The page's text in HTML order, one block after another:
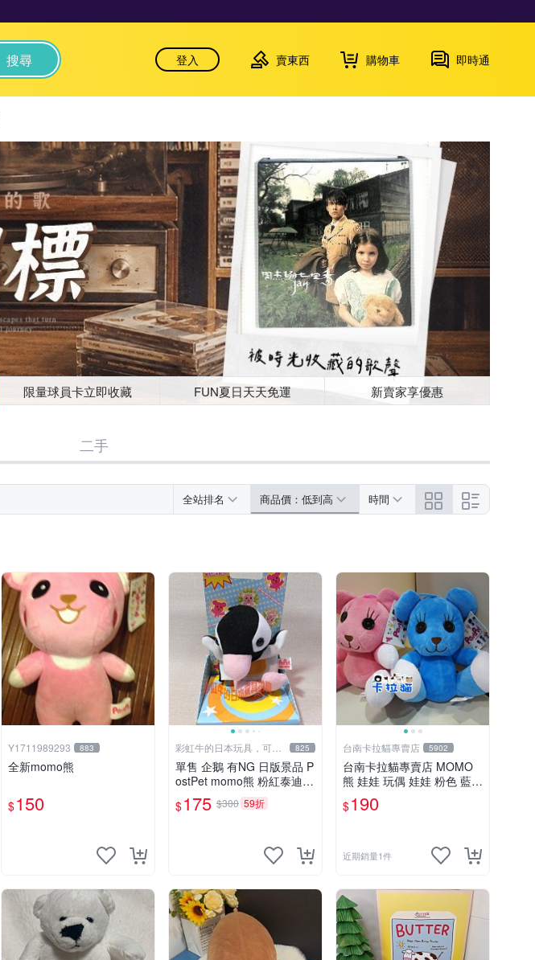
搜尋 登入 賣東西 購物車 即時通
限量球員卡立即收藏 FUN夏日天天免運 新賣家享優惠
二手
全站排名 商品價：低到高 時間
Y1711989293 883
全新momo熊
$150
彩虹牛的日本玩具，可7
取付
825
單售 企鵝 有NG 日版景品 P
ostPet momo熊 粉紅泰迪熊
娃娃 布偶 手指頭 娃娃
$175 $300 59折
台南卡拉貓專賣店 5902
台南卡拉貓專賣店 MOMO
熊 娃娃 玩偶 娃娃 粉色 藍色
2色分售
$190
近期銷量1件